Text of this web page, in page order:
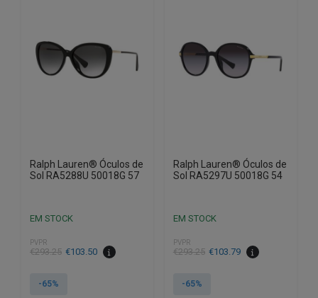
Ralph Lauren® Óculos de
Sol RA5288U 50018G 57
EM STOCK
PVPR
€293.25
O
original
€103.50
O
atual
-65%
Ralph Lauren® Óculos de
Sol RA5297U 50018G 54
EM STOCK
PVPR
€293.25
O
original
€103.79
O
atual
-65%